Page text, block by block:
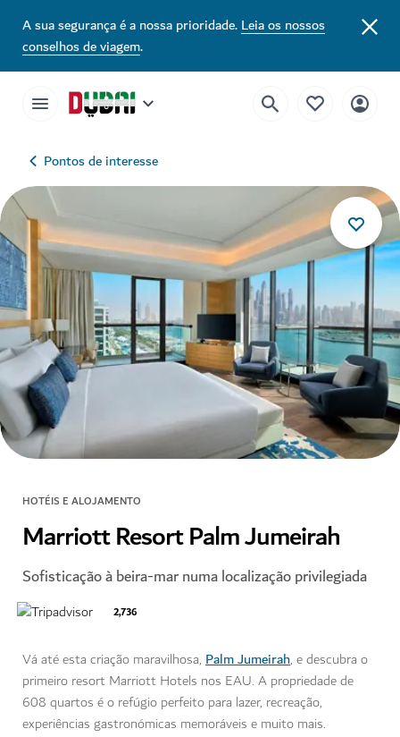
A sua segurança é a nossa prioridade.Leia os nossos
conselhos de viagem.
Pontos de interesse
HOTÉIS E ALOJAMENTO
Marriott Resort Palm Jumeirah
Sofisticação à beira-mar numa localização privilegiada
2,736
Vá até esta criação maravilhosa, Palm Jumeirah, e descubra o
primeiro resort Marriott Hotels nos EAU. A propriedade de
608 quartos é o refúgio perfeito para lazer, recreação,
experiências gastronómicas memoráveis e muito mais.